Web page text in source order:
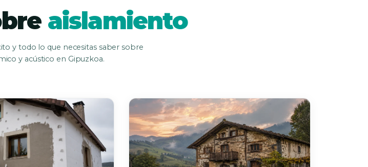
aislamiento
y todo lo que necesitas saber sobre
y acústico en Gipuzkoa.